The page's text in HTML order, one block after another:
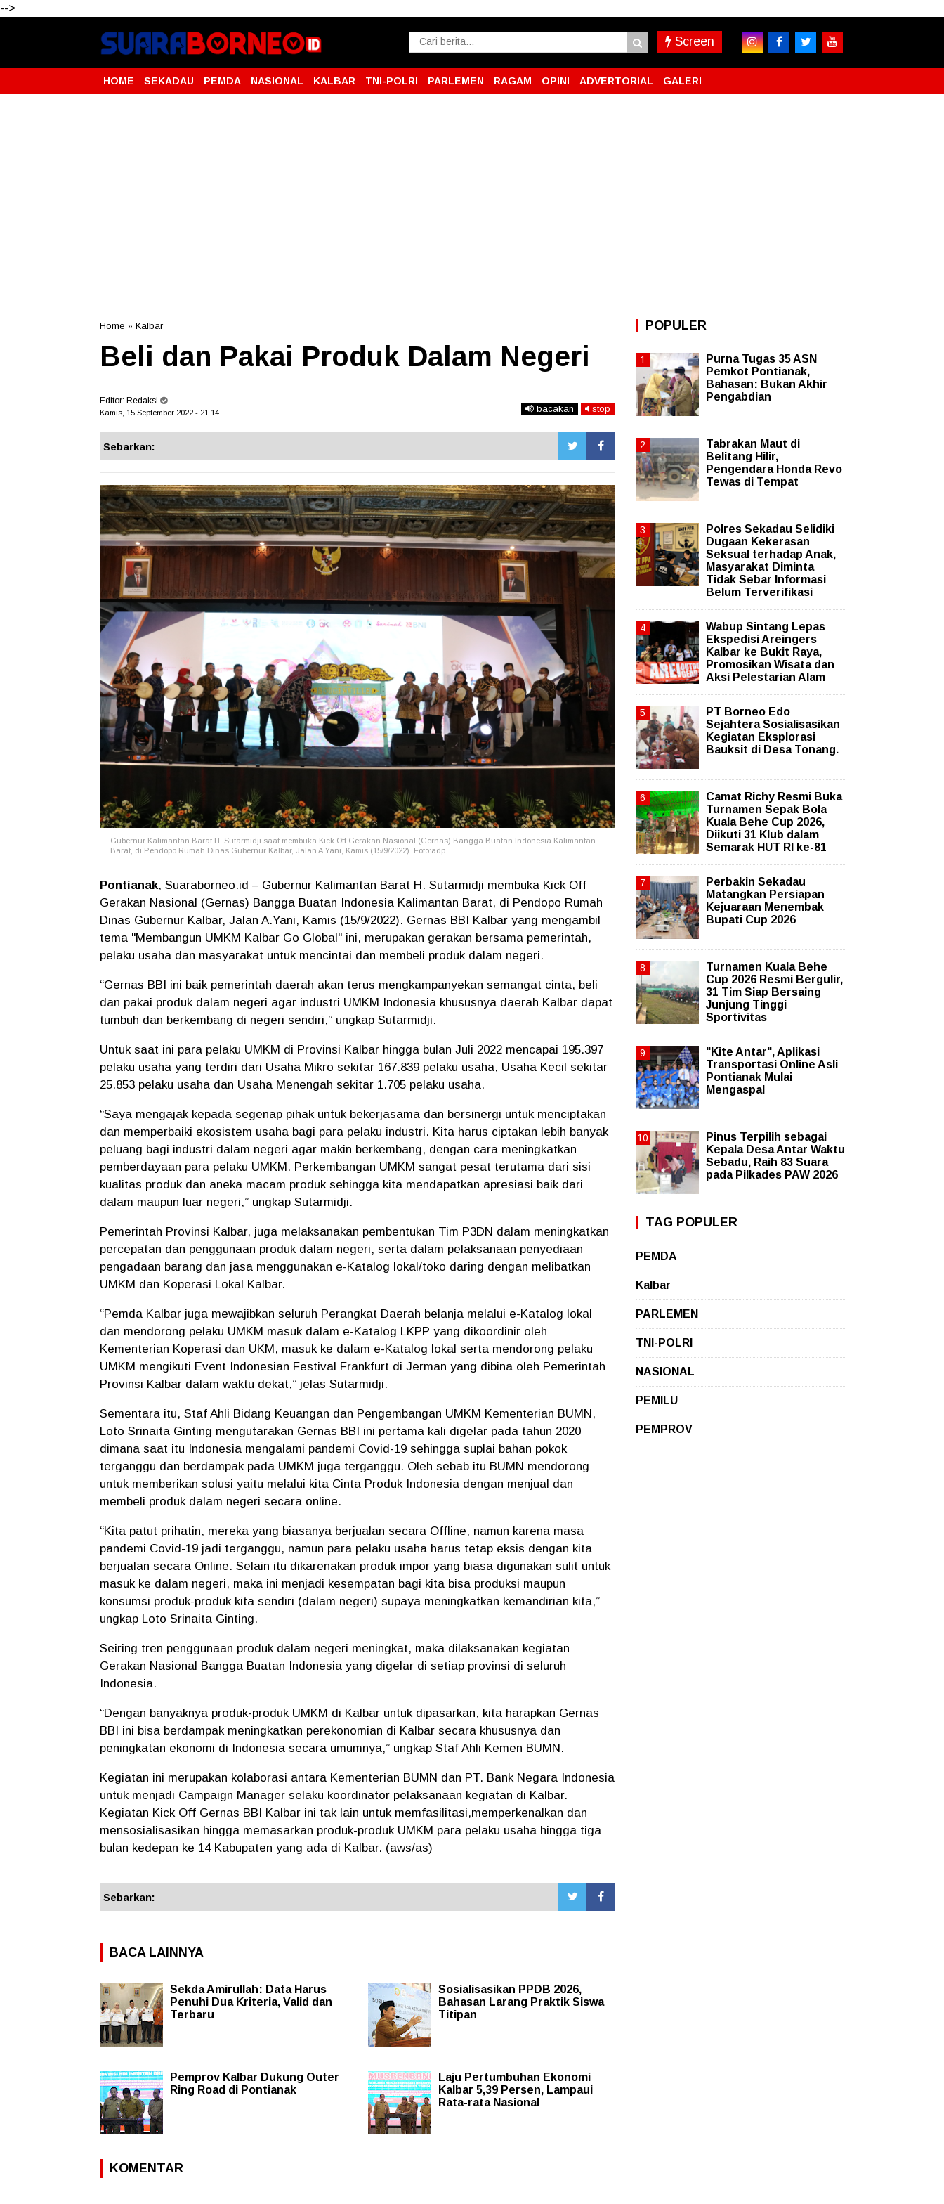
-->
Screen
HOME SEKADAU PEMDA NASIONAL KALBAR TNI-POLRI PARLEMEN RAGAM OPINI ADVERTORIAL GALERI
Home » Kalbar
Beli dan Pakai Produk Dalam Negeri
Editor: Redaksi
Kamis, 15 September 2022 - 21.14 bacakan stop
Sebarkan:
Gubernur Kalimantan Barat H. Sutarmidji saat membuka Kick Off Gerakan Nasional (Gernas) Bangga Buatan Indonesia Kalimantan
Barat, di Pendopo Rumah Dinas Gubernur Kalbar, Jalan A.Yani, Kamis (15/9/2022). Foto:adp
Pontianak, Suaraborneo.id – Gubernur Kalimantan Barat H. Sutarmidji membuka Kick Off
Gerakan Nasional (Gernas) Bangga Buatan Indonesia Kalimantan Barat, di Pendopo Rumah
Dinas Gubernur Kalbar, Jalan A.Yani, Kamis (15/9/2022). Gernas BBI Kalbar yang mengambil
tema "Membangun UMKM Kalbar Go Global" ini, merupakan gerakan bersama pemerintah,
pelaku usaha dan masyarakat untuk mencintai dan membeli produk dalam negeri.
“Gernas BBI ini baik pemerintah daerah akan terus mengkampanyekan semangat cinta, beli
dan pakai produk dalam negeri agar industri UMKM Indonesia khususnya daerah Kalbar dapat
tumbuh dan berkembang di negeri sendiri,” ungkap Sutarmidji.
Untuk saat ini para pelaku UMKM di Provinsi Kalbar hingga bulan Juli 2022 mencapai 195.397
pelaku usaha yang terdiri dari Usaha Mikro sekitar 167.839 pelaku usaha, Usaha Kecil sekitar
25.853 pelaku usaha dan Usaha Menengah sekitar 1.705 pelaku usaha.
“Saya mengajak kepada segenap pihak untuk bekerjasama dan bersinergi untuk menciptakan
dan memperbaiki ekosistem usaha bagi para pelaku industri. Kita harus ciptakan lebih banyak
peluang bagi industri dalam negeri agar makin berkembang, dengan cara meningkatkan
pemberdayaan para pelaku UMKM. Perkembangan UMKM sangat pesat terutama dari sisi
kualitas produk dan aneka macam produk sehingga kita mendapatkan apresiasi baik dari
dalam maupun luar negeri,” ungkap Sutarmidji.
Pemerintah Provinsi Kalbar, juga melaksanakan pembentukan Tim P3DN dalam meningkatkan
percepatan dan penggunaan produk dalam negeri, serta dalam pelaksanaan penyediaan
pengadaan barang dan jasa menggunakan e-Katalog lokal/toko daring dengan melibatkan
UMKM dan Koperasi Lokal Kalbar.
“Pemda Kalbar juga mewajibkan seluruh Perangkat Daerah belanja melalui e-Katalog lokal
dan mendorong pelaku UMKM masuk dalam e-Katalog LKPP yang dikoordinir oleh
Kementerian Koperasi dan UKM, masuk ke dalam e-Katalog lokal serta mendorong pelaku
UMKM mengikuti Event Indonesian Festival Frankfurt di Jerman yang dibina oleh Pemerintah
Provinsi Kalbar dalam waktu dekat,” jelas Sutarmidji.
Sementara itu, Staf Ahli Bidang Keuangan dan Pengembangan UMKM Kementerian BUMN,
Loto Srinaita Ginting mengutarakan Gernas BBI ini pertama kali digelar pada tahun 2020
dimana saat itu Indonesia mengalami pandemi Covid-19 sehingga suplai bahan pokok
terganggu dan berdampak pada UMKM juga terganggu. Oleh sebab itu BUMN mendorong
untuk memberikan solusi yaitu melalui kita Cinta Produk Indonesia dengan menjual dan
membeli produk dalam negeri secara online.
“Kita patut prihatin, mereka yang biasanya berjualan secara Offline, namun karena masa
pandemi Covid-19 jadi terganggu, namun para pelaku usaha harus tetap eksis dengan kita
berjualan secara Online. Selain itu dikarenakan produk impor yang biasa digunakan sulit untuk
masuk ke dalam negeri, maka ini menjadi kesempatan bagi kita bisa produksi maupun
konsumsi produk-produk kita sendiri (dalam negeri) supaya meningkatkan kemandirian kita,”
ungkap Loto Srinaita Ginting.
Seiring tren penggunaan produk dalam negeri meningkat, maka dilaksanakan kegiatan
Gerakan Nasional Bangga Buatan Indonesia yang digelar di setiap provinsi di seluruh
Indonesia.
“Dengan banyaknya produk-produk UMKM di Kalbar untuk dipasarkan, kita harapkan Gernas
BBI ini bisa berdampak meningkatkan perekonomian di Kalbar secara khususnya dan
peningkatan ekonomi di Indonesia secara umumnya,” ungkap Staf Ahli Kemen BUMN.
Kegiatan ini merupakan kolaborasi antara Kementerian BUMN dan PT. Bank Negara Indonesia
untuk menjadi Campaign Manager selaku koordinator pelaksanaan kegiatan di Kalbar.
Kegiatan Kick Off Gernas BBI Kalbar ini tak lain untuk memfasilitasi,memperkenalkan dan
mensosialisasikan hingga memasarkan produk-produk UMKM para pelaku usaha hingga tiga
bulan kedepan ke 14 Kabupaten yang ada di Kalbar. (aws/as)
Sebarkan:
BACA LAINNYA
Sekda Amirullah: Data Harus
Penuhi Dua Kriteria, Valid dan
Terbaru
Sosialisasikan PPDB 2026,
Bahasan Larang Praktik Siswa
Titipan
Pemprov Kalbar Dukung Outer
Ring Road di Pontianak
Laju Pertumbuhan Ekonomi
Kalbar 5,39 Persen, Lampaui
Rata-rata Nasional
KOMENTAR
POPULER
Purna Tugas 35 ASN
Pemkot Pontianak,
Bahasan: Bukan Akhir
Pengabdian
Tabrakan Maut di
Belitang Hilir,
Pengendara Honda Revo
Tewas di Tempat
Polres Sekadau Selidiki
Dugaan Kekerasan
Seksual terhadap Anak,
Masyarakat Diminta
Tidak Sebar Informasi
Belum Terverifikasi
Wabup Sintang Lepas
Ekspedisi Areingers
Kalbar ke Bukit Raya,
Promosikan Wisata dan
Aksi Pelestarian Alam
PT Borneo Edo
Sejahtera Sosialisasikan
Kegiatan Eksplorasi
Bauksit di Desa Tonang.
Camat Richy Resmi Buka
Turnamen Sepak Bola
Kuala Behe Cup 2026,
Diikuti 31 Klub dalam
Semarak HUT RI ke-81
Perbakin Sekadau
Matangkan Persiapan
Kejuaraan Menembak
Bupati Cup 2026
Turnamen Kuala Behe
Cup 2026 Resmi Bergulir,
31 Tim Siap Bersaing
Junjung Tinggi
Sportivitas
"Kite Antar", Aplikasi
Transportasi Online Asli
Pontianak Mulai
Mengaspal
Pinus Terpilih sebagai
Kepala Desa Antar Waktu
Sebadu, Raih 83 Suara
pada Pilkades PAW 2026
TAG POPULER
PEMDA
Kalbar
PARLEMEN
TNI-POLRI
NASIONAL
PEMILU
PEMPROV